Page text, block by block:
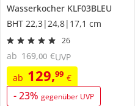
Wasserkocher KLF03BLEU
BHT 22,3|24,8|17,1 cm
26
ab 129,99 €
-23% gegenüber UVP
ab 169,00 €UVP